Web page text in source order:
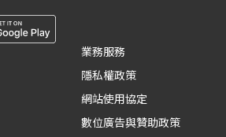
業務服務
隱私權政策
網站使用協定
數位廣告與贊助政策